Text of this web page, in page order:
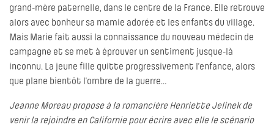
grand-mère paternelle, dans le centre de la France. Elle retrouve
alors avec bonheur sa mamie adorée et les enfants du village.
Mais Marie fait aussi la connaissance du nouveau médecin de
campagne et se met à éprouver un sentiment jusque-là
inconnu. La jeune fille quitte progressivement l’enfance, alors
que plane bientôt l’ombre de la guerre…
Jeanne Moreau propose à la romancière Henriette Jelinek de
venir la rejoindre en Californie pour écrire avec elle le scénario